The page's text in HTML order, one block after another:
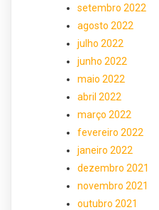
setembro 2022
agosto 2022
julho 2022
junho 2022
maio 2022
abril 2022
março 2022
fevereiro 2022
janeiro 2022
dezembro 2021
novembro 2021
outubro 2021